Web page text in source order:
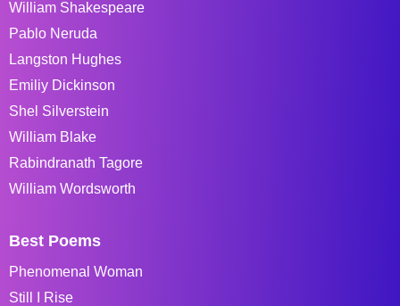
William Shakespeare
Pablo Neruda
Langston Hughes
Emiliy Dickinson
Shel Silverstein
William Blake
Rabindranath Tagore
William Wordsworth
Best Poems
Phenomenal Woman
Still I Rise